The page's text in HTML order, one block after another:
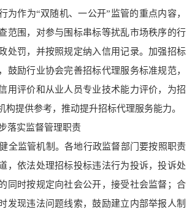
为作为“双随机、一公开”监管的重点内容，
范围，对参与围标串标等扰乱市场秩序的行
处罚，并按照规定纳入信用记录。加强招标
鼓励行业协会完善招标代理服务标准规范，
用评价和从业人员专业技术能力评价，为招
构提供参考，推动提升招标代理服务能力。
实监督管理职责
监管机制。各地行政监督部门要按照职责
，依法处理招标投标违法行为投诉，投诉处
同时按规定向社会公开，接受社会监督；合
发现违法问题线索，鼓励建立内部举报人制